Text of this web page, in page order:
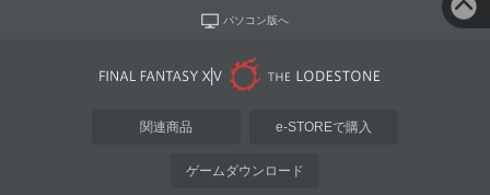
パソコン版へ
関連商品 e-STOREで購入
ゲームダウンロード